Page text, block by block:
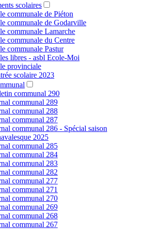
scolaires
communale de Piéton
communale de Godarville
communale Lamarche
communale du Centre
communale Pastur
libres - asbl Ecole-Moi
provinciale
scolaire 2023
communal 290
communal 289
communal 288
communal 287
communal 286 - Spécial saison
2025
communal 285
communal 284
communal 283
communal 282
communal 277
communal 271
communal 270
communal 269
communal 268
communal 267